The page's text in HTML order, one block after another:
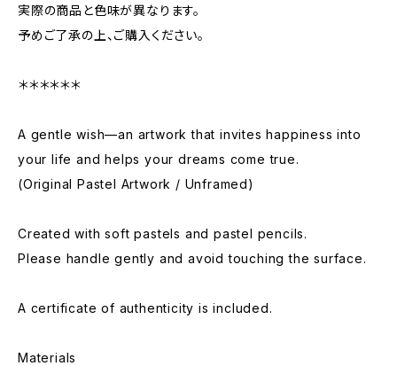
実際の商品と色味が異なります。
予めご了承の上、ご購入ください。
＊＊＊＊＊＊
A gentle wish—an artwork that invites happiness into
your life and helps your dreams come true.
(Original Pastel Artwork / Unframed)
Created with soft pastels and pastel pencils.
Please handle gently and avoid touching the surface.
A certificate of authenticity is included.
Materials